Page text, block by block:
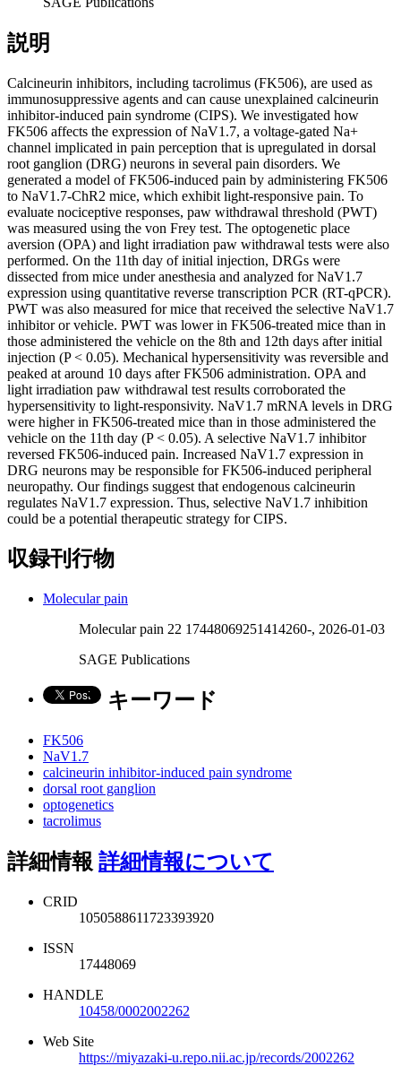
説明
Calcineurin inhibitors, including tacrolimus (FK506), are used as
immunosuppressive agents and can cause unexplained calcineurin
inhibitor-induced pain syndrome (CIPS). We investigated how
FK506 affects the expression of NaV1.7, a voltage-gated Na+
channel implicated in pain perception that is upregulated in dorsal
root ganglion (DRG) neurons in several pain disorders. We
generated a model of FK506-induced pain by administering FK506
to NaV1.7-ChR2 mice, which exhibit light-responsive pain. To
evaluate nociceptive responses, paw withdrawal threshold (PWT)
was measured using the von Frey test. The optogenetic place
aversion (OPA) and light irradiation paw withdrawal tests were also
performed. On the 11th day of initial injection, DRGs were
dissected from mice under anesthesia and analyzed for NaV1.7
expression using quantitative reverse transcription PCR (RT-qPCR).
PWT was also measured for mice that received the selective NaV1.7
inhibitor or vehicle. PWT was lower in FK506-treated mice than in
those administered the vehicle on the 8th and 12th days after initial
injection (P < 0.05). Mechanical hypersensitivity was reversible and
peaked at around 10 days after FK506 administration. OPA and
light irradiation paw withdrawal test results corroborated the
hypersensitivity to light-responsivity. NaV1.7 mRNA levels in DRG
were higher in FK506-treated mice than in those administered the
vehicle on the 11th day (P < 0.05). A selective NaV1.7 inhibitor
reversed FK506-induced pain. Increased NaV1.7 expression in
DRG neurons may be responsible for FK506-induced peripheral
neuropathy. Our findings suggest that endogenous calcineurin
regulates NaV1.7 expression. Thus, selective NaV1.7 inhibition
could be a potential therapeutic strategy for CIPS.
収録刊行物
Molecular pain
Molecular pain 22 17448069251414260-, 2026-01-03
SAGE Publications
キーワード
FK506
NaV1.7
calcineurin inhibitor-induced pain syndrome
dorsal root ganglion
optogenetics
tacrolimus
詳細情報 詳細情報について
CRID
1050588611723393920
ISSN
17448069
HANDLE
10458/0002002262
Web Site
https://miyazaki-u.repo.nii.ac.jp/records/2002262